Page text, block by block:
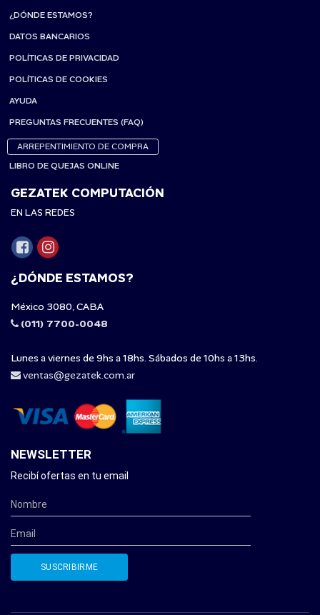
¿DÓNDE ESTAMOS?
DATOS BANCARIOS
POLÍTICAS DE PRIVACIDAD
POLÍTICAS DE COOKIES
AYUDA
PREGUNTAS FRECUENTES (FAQ)
ARREPENTIMIENTO DE COMPRA
LIBRO DE QUEJAS ONLINE
GEZATEK COMPUTACIÓN
EN LAS REDES
¿DÓNDE ESTAMOS?
México 3080, CABA
(011) 7700-0048
Lunes a viernes de 9hs a 18hs. Sábados de 10hs a 13hs.
ventas@gezatek.com.ar
NEWSLETTER
Recibí ofertas en tu email